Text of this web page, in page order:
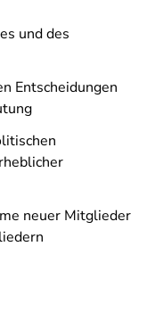
und des
Entscheidungen
neuer Mitglieder